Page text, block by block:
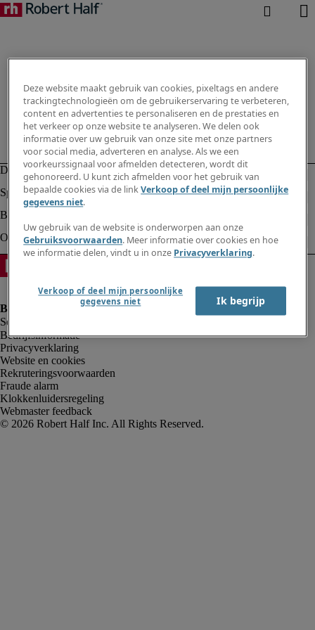
Bedrijfsinformatie
Privacyverklaring
Website en cookies
Rekruteringsvoorwaarden
Fraude alarm
Klokkenluidersregeling
Webmaster feedback
Deze website maakt gebruik van cookies, pixeltags en andere
trackingtechnologieën om de gebruikerservaring te verbeteren,
content en advertenties te personaliseren en de prestaties en
het verkeer op onze website te analyseren. We delen ook
informatie over uw gebruik van onze site met onze partners
voor social media, adverteren en analyse. Als we een
voorkeurssignaal voor afmelden detecteren, wordt dit
gehonoreerd. U kunt zich afmelden voor het gebruik van
bepaalde cookies via de linkVerkoop of deel mijn persoonlijke
gegevens niet.
Uw gebruik van de website is onderworpen aan onze
Gebruiksvoorwaarden. Meer informatie over cookies en hoe
we informatie delen, vindt u in onze Privacyverklaring.
Verkoop of deel mijn persoonlijke
gegevens niet
Ik begrijp